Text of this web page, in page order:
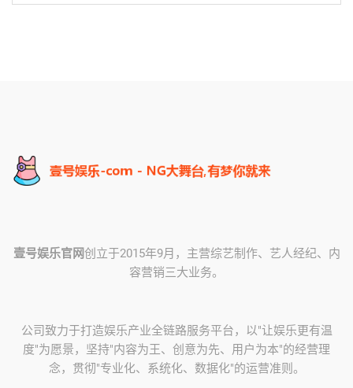
壹号娱乐官网创立于2015年9月，主营综艺制作、艺人经纪、内
容营销三大业务。
公司致力于打造娱乐产业全链路服务平台，以"让娱乐更有温
度"为愿景，坚持"内容为王、创意为先、用户为本"的经营理
念，贯彻"专业化、系统化、数据化"的运营准则。